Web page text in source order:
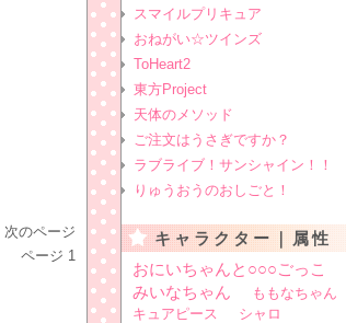
次のページ
ページ 1
スマイルプリキュア
おねがい☆ツインズ
ToHeart2
東方Project
天体のメソッド
ご注文はうさぎですか？
ラブライブ！サンシャイン！！
りゅうおうのおしごと！
キャラクター｜属性
おにいちゃんと○○○ごっこ
みいなちゃん
ももなちゃん
キュアピース
シャロ